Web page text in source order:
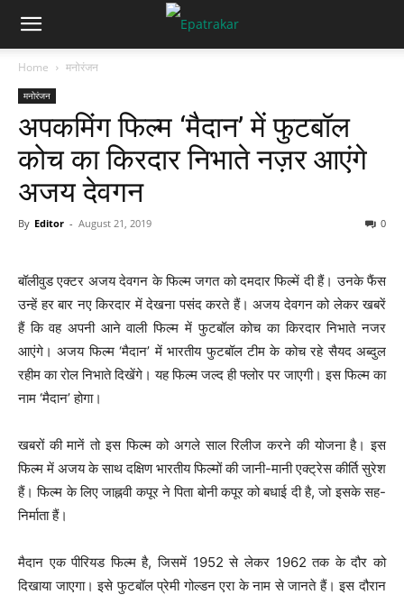
Home मनोरंजन
मनोरंजन
अपकमिंग फिल्म ‘मैदान’ में फुटबॉल
कोच का किरदार निभाते नज़र आएंगे
अजय देवगन
By Editor - August 21, 2019 0
बॉलीवुड एक्टर अजय देवगन के फिल्म जगत को दमदार फिल्में दी हैं। उनके फैंस
उन्हें हर बार नए किरदार में देखना पसंद करते हैं। अजय देवगन को लेकर खबरें
हैं कि वह अपनी आने वाली फिल्म में फुटबॉल कोच का किरदार निभाते नजर
आएंगे। अजय फिल्म ‘मैदान’ में भारतीय फुटबॉल टीम के कोच रहे सैयद अब्दुल
रहीम का रोल निभाते दिखेंगे। यह फिल्म जल्द ही फ्लोर पर जाएगी। इस फिल्म का
नाम ‘मैदान’ होगा।
खबरों की मानें तो इस फिल्म को अगले साल रिलीज करने की योजना है। इस
फिल्म में अजय के साथ दक्षिण भारतीय फिल्मों की जानी-मानी एक्ट्रेस कीर्ति सुरेश
हैं। फिल्म के लिए जाह्नवी कपूर ने पिता बोनी कपूर को बधाई दी है, जो इसके सह-
निर्माता हैं।
मैदान एक पीरियड फिल्म है, जिसमें 1952 से लेकर 1962 तक के दौर को
दिखाया जाएगा। इसे फुटबॉल प्रेमी गोल्डन एरा के नाम से जानते हैं। इस दौरान